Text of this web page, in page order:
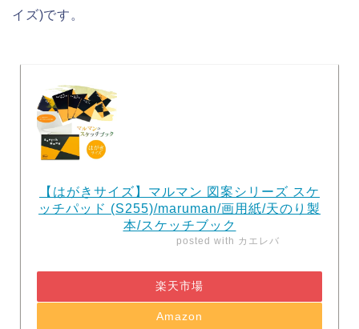
イズ)です。
【はがきサイズ】マルマン 図案シリーズ スケ
ッチパッド (S255)/maruman/画用紙/天のり製
本/スケッチブック
posted with カエレバ
楽天市場
Amazon